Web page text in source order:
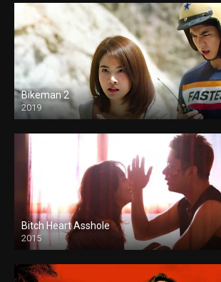
Bikeman 2
2019
Bitch Heart Asshole
2015